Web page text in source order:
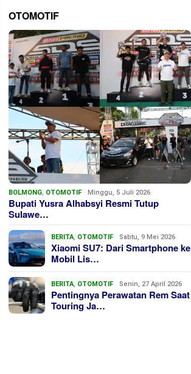
OTOMOTIF
BOLMONG, OTOMOTIF Minggu, 5 Juli 2026
Bupati Yusra Alhabsyi Resmi Tutup
Sulawe…
BERITA, OTOMOTIF Sabtu, 9 Mei 2026
Xiaomi SU7: Dari Smartphone ke
Mobil Lis…
BERITA, OTOMOTIF Senin, 27 April 2026
Pentingnya Perawatan Rem Saat
Touring Ja…